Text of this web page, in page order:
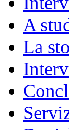
A
La